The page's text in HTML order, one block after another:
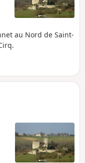
au Nord de Saint-